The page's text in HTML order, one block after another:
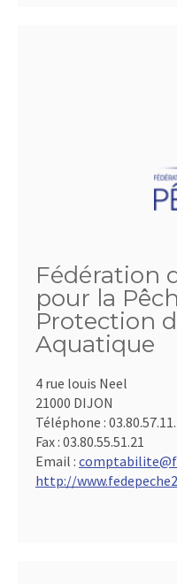
Fédération
pour la
Protection
Aquatique
4 rue louis Neel
21000 DIJON
Téléphone :
Fax : 03.80.55.51.21
Email :
http://